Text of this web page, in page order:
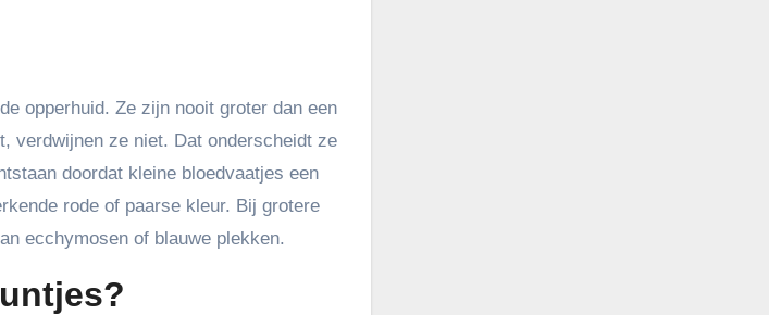
opperhuid. Ze zijn nooit groter dan een
verdwijnen ze niet. Dat onderscheidt ze
doordat kleine bloedvaatjes een
rode of paarse kleur. Bij grotere
ecchymosen of blauwe plekken.